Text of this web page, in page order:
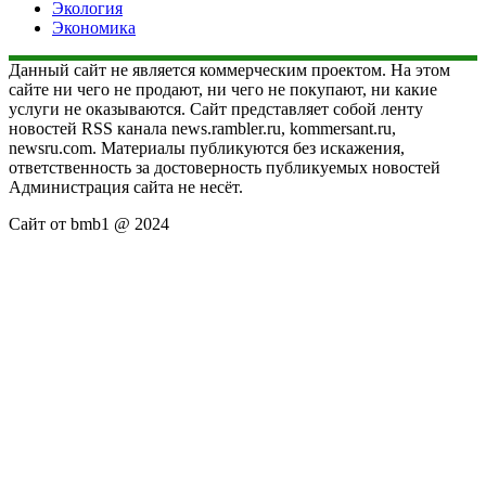
Экология
Экономика
Данный сайт не является коммерческим проектом. На этом
сайте ни чего не продают, ни чего не покупают, ни какие
услуги не оказываются. Сайт представляет собой ленту
новостей RSS канала news.rambler.ru, kommersant.ru,
newsru.com. Материалы публикуются без искажения,
ответственность за достоверность публикуемых новостей
Администрация сайта не несёт.
Сайт от bmb1 @ 2024